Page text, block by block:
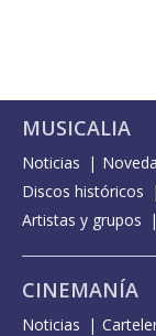
MUSICALIA
Noticias
Discos históricos
Artistas y grupos
CINEMANÍA
Noticias